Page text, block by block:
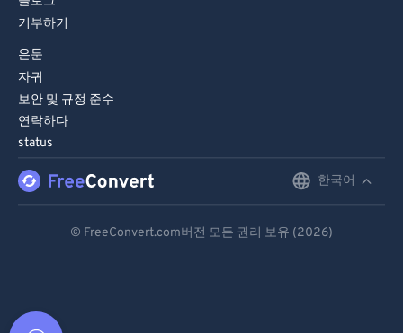
기부하기
은둔
자귀
보안 및 규정 준수
연락하다
status
한국어
© FreeConvert.com버전 모든 권리 보유 (2026)